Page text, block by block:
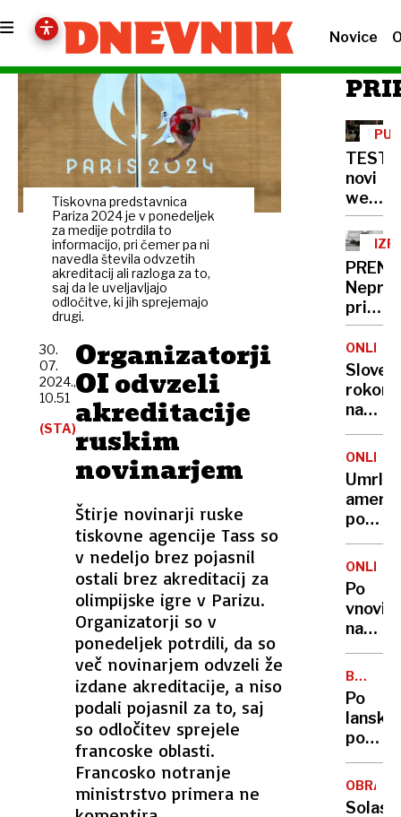
Novice
Tiskovna predstavnica
Pariza 2024 je v ponedeljek
za medije potrdila to
informacijo, pri čemer pa ni
navedla števila odvzetih
akreditacij ali razloga za to,
saj da le uveljavljajo
odločitve, ki jih sprejemajo
drugi.
Organizatorji
OI odvzeli
akreditacije
ruskim
novinarjem
Štirje novinarji ruske
tiskovne agencije Tass so
v nedeljo brez pojasnil
ostali brez akreditacij za
olimpijske igre v Parizu.
Organizatorji so v
ponedeljek potrdili, da so
več novinarjem odvzeli že
izdane akreditacije, a niso
podali pojasnil za to, saj
so odločitev sprejele
francoske oblasti.
Francosko notranje
ministrstvo primera ne
30.
07.
2024.,
10.51
(STA)
TEST
novi
web
Tucker
s
ipri
policije
v
zvezi
z
v
šolah
ONLINE
na
OI v
Parizu
drugič
boljša
z
41:22
ONLINE
Umrl
za
pokol
v
vojni
ONLINE
Po
napadu
Izraela
na
Zahod
svari
pred
novo
veliko
vojno
ŠEFIC
Po